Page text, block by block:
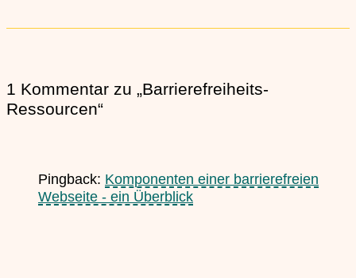
1 Kommentar zu „Barrierefreiheits-
Ressourcen“
Pingback: Komponenten einer barrierefreien
Webseite - ein Überblick